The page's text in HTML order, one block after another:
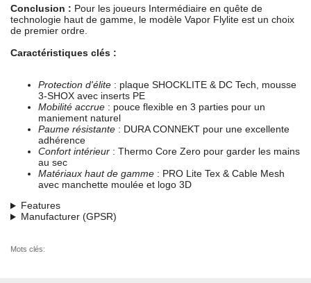
Conclusion : Pour les joueurs Intermédiaire en quête de
technologie haut de gamme, le modèle Vapor Flylite est un choix
de premier ordre.
Caractéristiques clés :
Protection d'élite : plaque SHOCKLITE & DC Tech, mousse
3-SHOX avec inserts PE
Mobilité accrue : pouce flexible en 3 parties pour un
maniement naturel
Paume résistante : DURA CONNEKT pour une excellente
adhérence
Confort intérieur : Thermo Core Zero pour garder les mains
au sec
Matériaux haut de gamme : PRO Lite Tex & Cable Mesh
avec manchette moulée et logo 3D
Features
Manufacturer (GPSR)
Mots clés: